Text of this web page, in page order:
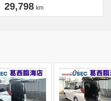
29,798 km